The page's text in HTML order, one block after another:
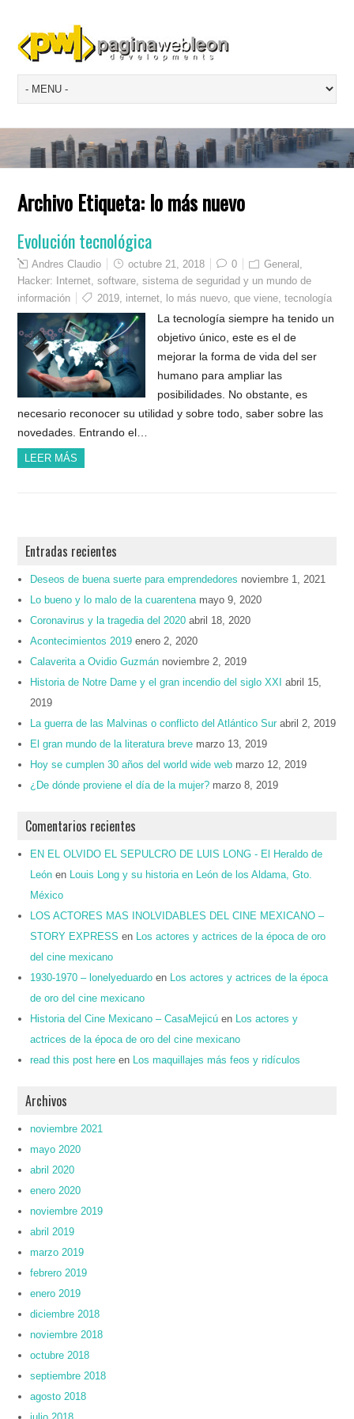
Archivo Etiqueta: lo más nuevo
Evolución tecnológica
Andres Claudio octubre 21, 2018 0 General
Hacker: Internet, software, sistema de seguridad y un mundo de
información
2019 internet lo más nuevo ,que viene ,tecnología
La tecnología siempre ha tenido un
objetivo único, este es el de
mejorar la forma de vida del ser
humano para ampliar las
posibilidades. No obstante, es
necesario reconocer su utilidad y sobre todo, saber sobre las
novedades. Entrando el…
LEER MÁS
Entradas recientes
Deseos de buena suerte para emprendedores noviembre 1, 2021
Lo bueno y lo malo de la cuarentena mayo 9, 2020
Coronavirus y la tragedia del 2020 abril 18, 2020
Acontecimientos 2019 enero 2, 2020
Calaverita a Ovidio Guzmán noviembre 2, 2019
Historia de Notre Dame y el gran incendio del siglo XXI
abril 15,
2019
La guerra de las Malvinas o conflicto del Atlántico Sur abril 2, 2019
El gran mundo de la literatura breve marzo 13, 2019
Hoy se cumplen 30 años del world wide web marzo 12, 2019
¿De dónde proviene el día de la mujer? marzo 8, 2019
Comentarios recientes
EN EL OLVIDO EL SEPULCRO DE LUIS LONG - El Heraldo de
León en
Louis Long y su historia en León de los Aldama, Gto.
México
LOS ACTORES MAS INOLVIDABLES DEL CINE MEXICANO –
STORY EXPRESS en
Los actores y actrices de la época de oro
del cine mexicano
1930-1970 – lonelyeduardo en
Los actores y actrices de la época
de oro del cine mexicano
Historia del Cine Mexicano – CasaMejicú en
Los actores y
actrices de la época de oro del cine mexicano
read this post here en Los maquillajes más feos y ridículos
Archivos
noviembre 2021
mayo 2020
abril 2020
enero 2020
noviembre 2019
abril 2019
marzo 2019
febrero 2019
enero 2019
diciembre 2018
noviembre 2018
octubre 2018
septiembre 2018
agosto 2018